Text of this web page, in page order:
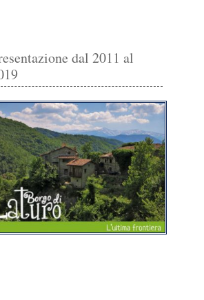
dal 2011 al